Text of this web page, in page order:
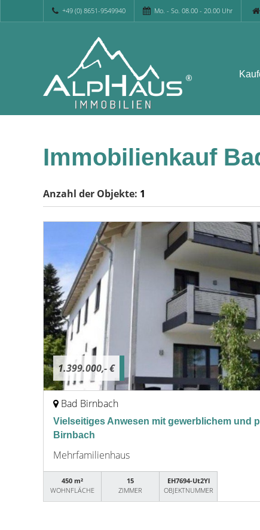
+49 (0) 8651-9549940 Mo. - So. 08.00 - 20.00 Uhr
Immobilienkauf
Anzahl der Objekte: 1
1.399.000,- €
Bad Birnbach
Vielseitiges Anwesen mit gewerblichem und
Birnbach
Mehrfamilienhaus
450 m²
WOHNFLÄCHE
15
ZIMMER
EH7694-Ut2Yl
OBJEKTNUMMER